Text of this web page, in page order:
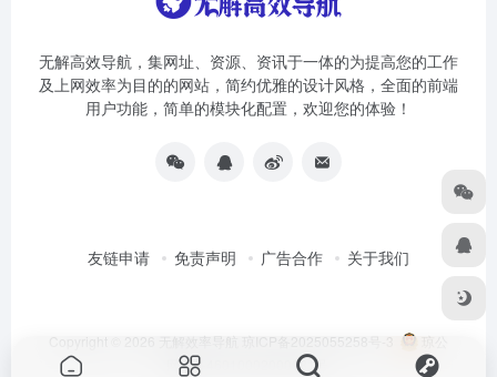
无解高效导航，集网址、资源、资讯于一体的为提高您的工作
及上网效率为目的的网站，简约优雅的设计风格，全面的前端
用户功能，简单的模块化配置，欢迎您的体验！
友链申请 免责声明 广告合作 关于我们
Copyright © 2026 无解效率导航 琼ICP备2025055258号-3
琼公
网安备46010002000981号